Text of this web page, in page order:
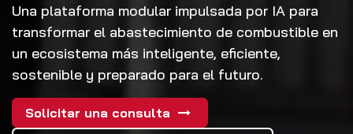
Una plataforma modular impulsada por IA para
transformar el abastecimiento de combustible en
un ecosistema más inteligente, eficiente,
sostenible y preparado para el futuro.
Solicitar una consulta